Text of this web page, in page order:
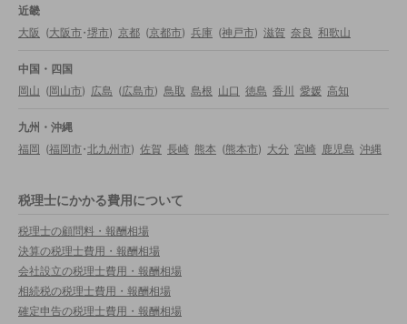
近畿
大阪 (大阪市・堺市) 京都 (京都市) 兵庫 (神戸市) 滋賀 奈良 和歌山
中国・四国
岡山 (岡山市) 広島 (広島市) 鳥取 島根 山口 徳島 香川 愛媛 高知
九州・沖縄
福岡 (福岡市・北九州市) 佐賀 長崎 熊本 (熊本市) 大分 宮崎 鹿児島 沖縄
税理士にかかる費用について
税理士の顧問料・報酬相場
決算の税理士費用・報酬相場
会社設立の税理士費用・報酬相場
相続税の税理士費用・報酬相場
確定申告の税理士費用・報酬相場